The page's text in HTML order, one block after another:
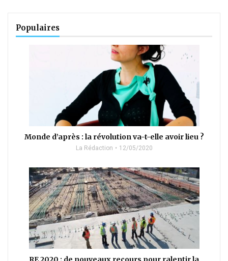
Populaires
Monde d’après : la révolution va-t-elle avoir lieu ?
La Rédaction 12/05/2020